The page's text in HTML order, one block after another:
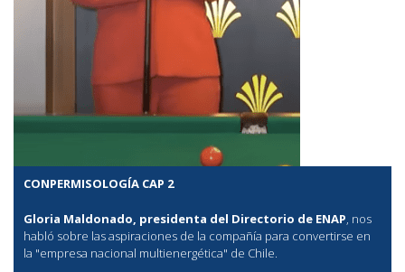
CONPERMISOLOGÍA CAP 2
Gloria Maldonado, presidenta del Directorio de ENAP, nos
habló sobre las aspiraciones de la compañía para convertirse en
la "empresa nacional multienergética" de Chile.